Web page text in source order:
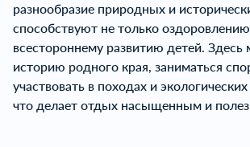
разнообразие природных и
способствуют не только
всестороннему развитию детей. Здесь
историю родного края, заниматься
участвовать в походах и
что делает отдых насыщенным и